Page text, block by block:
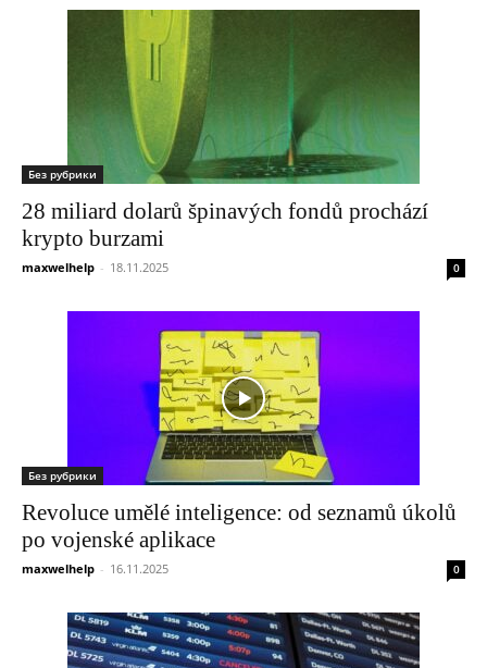
Без рубрики
28 miliard dolarů špinavých fondů prochází
krypto burzami
maxwelhelp - 18.11.2025 0
Без рубрики
Revoluce umělé inteligence: od seznamů úkolů
po vojenské aplikace
maxwelhelp - 16.11.2025 0